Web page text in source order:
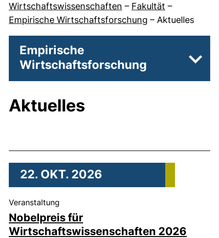
Wirtschaftswissenschaften – Fakultät –
Empirische Wirtschaftsforschung – Aktuelles
Empirische
Wirtschaftsforschung
Aktuelles
Nobelpreis für
Wirtschaftswissenschaften 2026
Veranstaltung
22. OKT. 2026